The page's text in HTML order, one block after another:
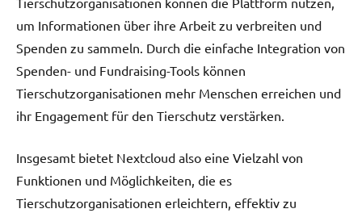
um Informationen über ihre Arbeit zu verbreiten und
Spenden zu sammeln. Durch die einfache Integration von
Spenden- und Fundraising-Tools können
Tierschutzorganisationen mehr Menschen erreichen und
ihr Engagement für den Tierschutz verstärken.
Insgesamt bietet Nextcloud also eine Vielzahl von
Funktionen und Möglichkeiten, die es
Tierschutzorganisationen erleichtern, effektiv zu